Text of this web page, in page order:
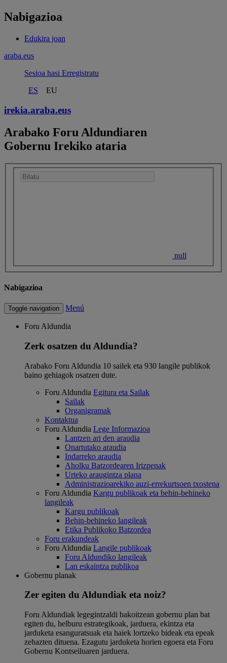
Nabigazioa
Edukira joan
araba.eus
Sesioa hasi Erregistratu
ES
EU
irekia.araba.eus
Arabako Foru Aldundiaren
Gobernu Irekiko ataria
null
Nabigazioa
Toggle navigation Menú
Foru Aldundia
Zerk osatzen du Aldundia?
Arabako Foru Aldundia 10 sailek eta 930 langile publikok
baino gehiagok osatzen dute.
Foru Aldundia Egitura eta Sailak
Sailak
Organigramak
Kontaktua
Foru Aldundia Lege Informazioa
Lantzen ari den araudia
Onartutako araudia
Indarreko araudia
Aholku Batzordearen Irizpenak
Urteko araugintza plana
Administrazioarekiko auzi-errekurtsoen txostena
Foru Aldundia Kargu publikoak eta behin-behineko
langileak
Kargu publikoak
Behin-behineko langileak
Etika Publikoko Batzordea
Foru erakundeak
Foru Aldundia Langile publikoak
Foru Aldundiko langileak
Lan eskaintza publikoa
Gobernu planak
Zer egiten du Aldundiak eta noiz?
Foru Aldundiak legegintzaldi bakoitzean gobernu plan bat
egiten du, helburu estrategikoak, jarduera, ekintza eta
jarduketa esanguratsuak eta haiek lortzeko bideak eta epeak
zehazten dituena. Ezagutu jarduketa horien egoera eta Foru
Gobernu Kontseiluaren jarduera.